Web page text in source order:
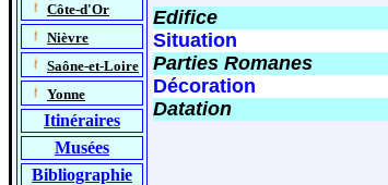
Côte-d'Or
Nièvre
Saône-et-Loire
Yonne
Itinéraires
Musées
Bibliographie
Edifice
Situation
Parties Romanes
Décoration
Datation